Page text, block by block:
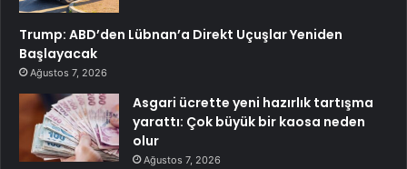
Trump: ABD’den Lübnan’a Direkt Uçuşlar Yeniden
Başlayacak
Ağustos 7, 2026
Asgari ücrette yeni hazırlık tartışma
yarattı: Çok büyük bir kaosa neden
olur
Ağustos 7, 2026